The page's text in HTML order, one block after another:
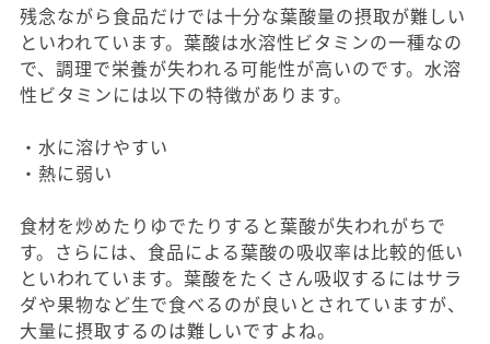
残念ながら食品だけでは十分な葉酸量の摂取が難しい
といわれています。葉酸は水溶性ビタミンの一種なの
で、調理で栄養が失われる可能性が高いのです。水溶
性ビタミンには以下の特徴があります。
・水に溶けやすい
・熱に弱い
食材を炒めたりゆでたりすると葉酸が失われがちで
す。さらには、食品による葉酸の吸収率は比較的低い
といわれています。葉酸をたくさん吸収するにはサラ
ダや果物など生で食べるのが良いとされていますが、
大量に摂取するのは難しいですよね。